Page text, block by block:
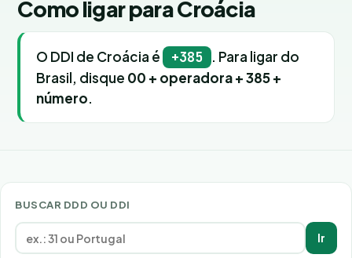
Como ligar para Croácia
O DDI de Croácia é +385 . Para ligar do
Brasil, disque 00 + operadora + 385 +
número.
BUSCAR DDD OU DDI
Ir